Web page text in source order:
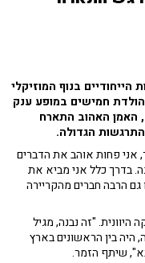
הייחודיים בנוף המוזיקלי
הולדת חמישים במופע ענק
המרגש, האמן האהוב התארח
אני פחות אוהב את הדברים
מביא 11 נגנים מאתונה. בדרך כלל אני מביא את
הרבה חברים מהקריירה
"זה נבנה, מגיל
היה בין הראשונים בארץ
שיתף הזמר.